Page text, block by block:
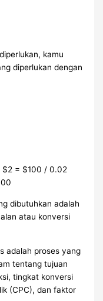
kamu
diperlukan dengan
$2 = $100 / 0.02
dibutuhkan adalah
atau konversi
adalah proses yang
tentang tujuan
tingkat konversi
(CPC), dan faktor